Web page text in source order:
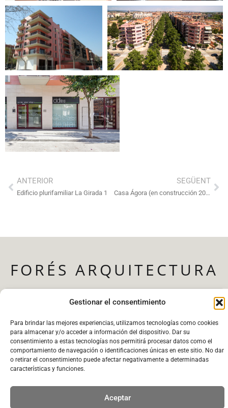
Gestionar el consentimiento
Para brindar las mejores experiencias, utilizamos tecnologías como cookies
para almacenar y/o acceder a información del dispositivo. Dar su
consentimiento a estas tecnologías nos permitirá procesar datos como el
comportamiento de navegación o identificaciones únicas en este sitio. No dar
o retirar el consentimiento puede afectar negativamente a determinadas
características y funciones.
Aceptar
ANTERIOR
Edificio plurifamiliar La Girada 1
SEGÜENT
Casa Ágora (en construcción 2023-24)
FORÉS ARQUITECTURA
info@foresarquitectura.com
938 18 18 89
Carrer dels Ferrers, 24, 3o. 08720 Vilafranca del
Penedès